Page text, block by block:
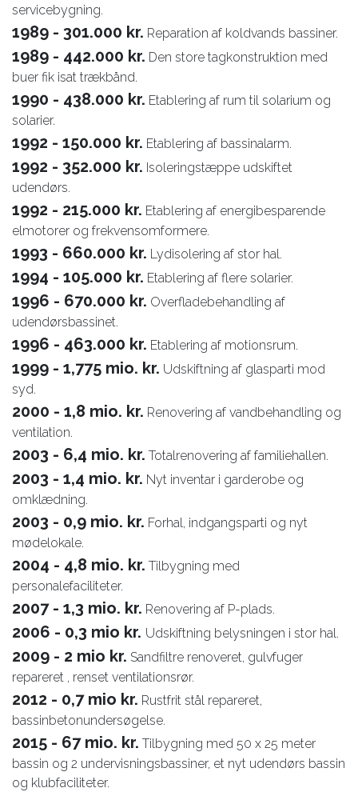
servicebygning.
1989 - 301.000 kr. Reparation af koldvands bassiner.
1989 - 442.000 kr. Den store tagkonstruktion med
buer fik isat trækbånd.
1990 - 438.000 kr. Etablering af rum til solarium og
solarier.
1992 - 150.000 kr. Etablering af bassinalarm.
1992 - 352.000 kr. Isoleringstæppe udskiftet
udendørs.
1992 - 215.000 kr. Etablering af energibesparende
elmotorer og frekvensomformere.
1993 - 660.000 kr. Lydisolering af stor hal.
1994 - 105.000 kr. Etablering af flere solarier.
1996 - 670.000 kr. Overfladebehandling af
udendørsbassinet.
1996 - 463.000 kr. Etablering af motionsrum.
1999 - 1,775 mio. kr. Udskiftning af glasparti mod
syd.
2000 - 1,8 mio. kr. Renovering af vandbehandling og
ventilation.
2003 - 6,4 mio. kr. Totalrenovering af familiehallen.
2003 - 1,4 mio. kr. Nyt inventar i garderobe og
omklædning.
2003 - 0,9 mio. kr. Forhal, indgangsparti og nyt
mødelokale.
2004 - 4,8 mio. kr. Tilbygning med
personalefaciliteter.
2007 - 1,3 mio. kr. Renovering af P-plads.
2006 - 0,3 mio kr. Udskiftning belysningen i stor hal.
2009 - 2 mio kr. Sandfiltre renoveret, gulvfuger
repareret , renset ventilationsrør.
2012 - 0,7 mio kr. Rustfrit stål repareret,
bassinbetonundersøgelse.
2015 - 67 mio. kr. Tilbygning med 50 x 25 meter
bassin og 2 undervisningsbassiner, et nyt udendørs bassin
og klubfaciliteter.